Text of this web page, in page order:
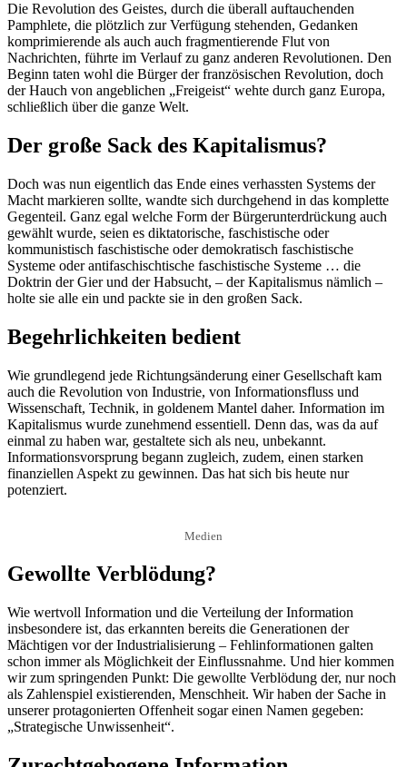
Die Revolution des Geistes, durch die überall auftauchenden
Pamphlete, die plötzlich zur Verfügung stehenden, Gedanken
komprimierende als auch auch fragmentierende Flut von
Nachrichten, führte im Verlauf zu ganz anderen Revolutionen. Den
Beginn taten wohl die Bürger der französischen Revolution, doch
der Hauch von angeblichen „Freigeist“ wehte durch ganz Europa,
schließlich über die ganze Welt.
Der große Sack des Kapitalismus?
Doch was nun eigentlich das Ende eines verhassten Systems der
Macht markieren sollte, wandte sich durchgehend in das komplette
Gegenteil. Ganz egal welche Form der Bürgerunterdrückung auch
gewählt wurde, seien es diktatorische, faschistische oder
kommunistisch faschistische oder demokratisch faschistische
Systeme oder antifaschischtische faschistische Systeme … die
Doktrin der Gier und der Habsucht, – der Kapitalismus nämlich –
holte sie alle ein und packte sie in den großen Sack.
Begehrlichkeiten bedient
Wie grundlegend jede Richtungsänderung einer Gesellschaft kam
auch die Revolution von Industrie, von Informationsfluss und
Wissenschaft, Technik, in goldenem Mantel daher. Information im
Kapitalismus wurde zunehmend essentiell. Denn das, was da auf
einmal zu haben war, gestaltete sich als neu, unbekannt.
Informationsvorsprung begann zugleich, zudem, einen starken
finanziellen Aspekt zu gewinnen. Das hat sich bis heute nur
potenziert.
Medien
Gewollte Verblödung?
Wie wertvoll Information und die Verteilung der Information
insbesondere ist, das erkannten bereits die Generationen der
Mächtigen vor der Industrialisierung – Fehlinformationen galten
schon immer als Möglichkeit der Einflussnahme. Und hier kommen
wir zum springenden Punkt: Die gewollte Verblödung der, nur noch
als Zahlenspiel existierenden, Menschheit. Wir haben der Sache in
unserer protagonierten Offenheit sogar einen Namen gegeben:
„Strategische Unwissenheit“.